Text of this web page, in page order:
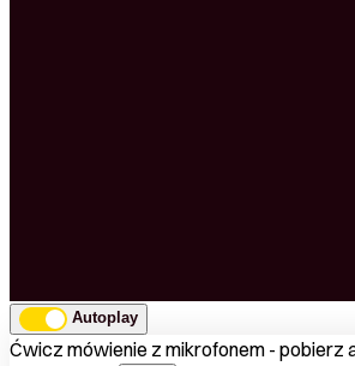
Autoplay
Ćwicz mówienie z mikrofonem - pobierz